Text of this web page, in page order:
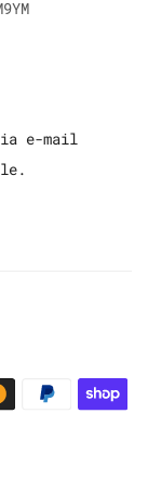
e-mail